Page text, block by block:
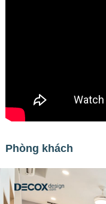
Phòng khách